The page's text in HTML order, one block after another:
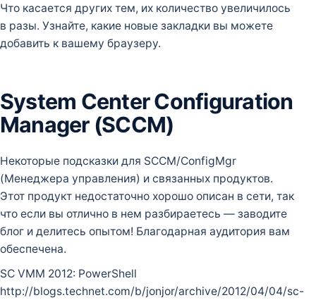
Что касается других тем, их количество увеличилось
в разы. Узнайте, какие новые закладки вы можете
добавить к вашему браузеру.
System Center Configuration
Manager (SCCM)
Некоторые подсказки для SCCM/ConfigMgr
(Менеджера управления) и связанных продуктов.
Этот продукт недостаточно хорошо описан в сети, так
что если вы отлично в нем разбираетесь — заводите
блог и делитесь опытом! Благодарная аудитория вам
обеспечена.
SC VMM 2012: PowerShell
http://blogs.technet.com/b/jonjor/archive/2012/04/04/sc-